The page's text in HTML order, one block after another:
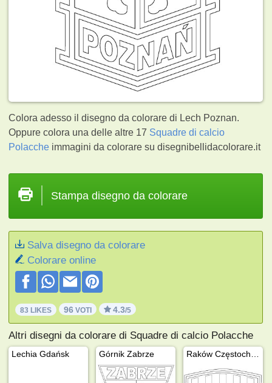
Colora adesso il disegno da colorare di Lech Poznan.
Oppure colora una delle altre 17 Squadre di calcio
Polacche immagini da colorare su disegnibellidacolorare.it
Stampa disegno da colorare
Salva disegno da colorare
Colorare online
83 LIKES 96 VOTI 4.3/5
Altri disegni da colorare di Squadre di calcio Polacche
Lechia Gdańsk Górnik Zabrze